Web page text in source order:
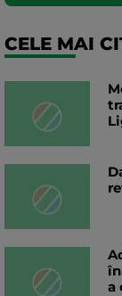
CELE MAI
a